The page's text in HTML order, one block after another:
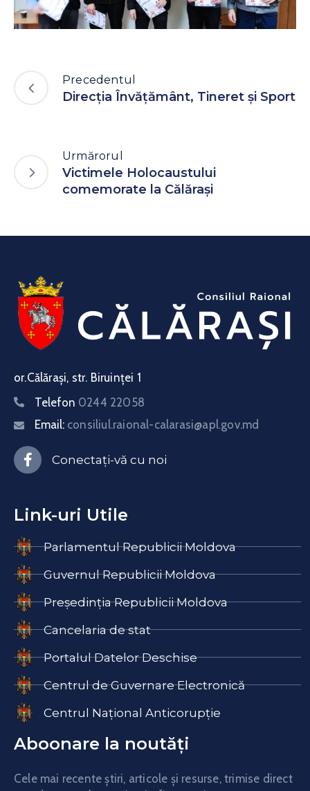
Precedentul
Direcția Învățământ, Tineret și Sport
Urmărorul
Victimele Holocaustului
comemorate la Călărași
or.Călărași, str. Biruinței 1
Telefon 0244 22058
Email: consiliul.raional-calarasi@apl.gov.md
Conectați-vă cu noi
Link-uri Utile
Parlamentul Republicii Moldova
Guvernul Republicii Moldova
Președinția Republicii Moldova
Cancelaria de stat
Portalul Datelor Deschise
Centrul de Guvernare Electronică
Centrul Național Anticorupție
Aboonare la noutăți
Cele mai recente știri, articole și resurse, trimise direct